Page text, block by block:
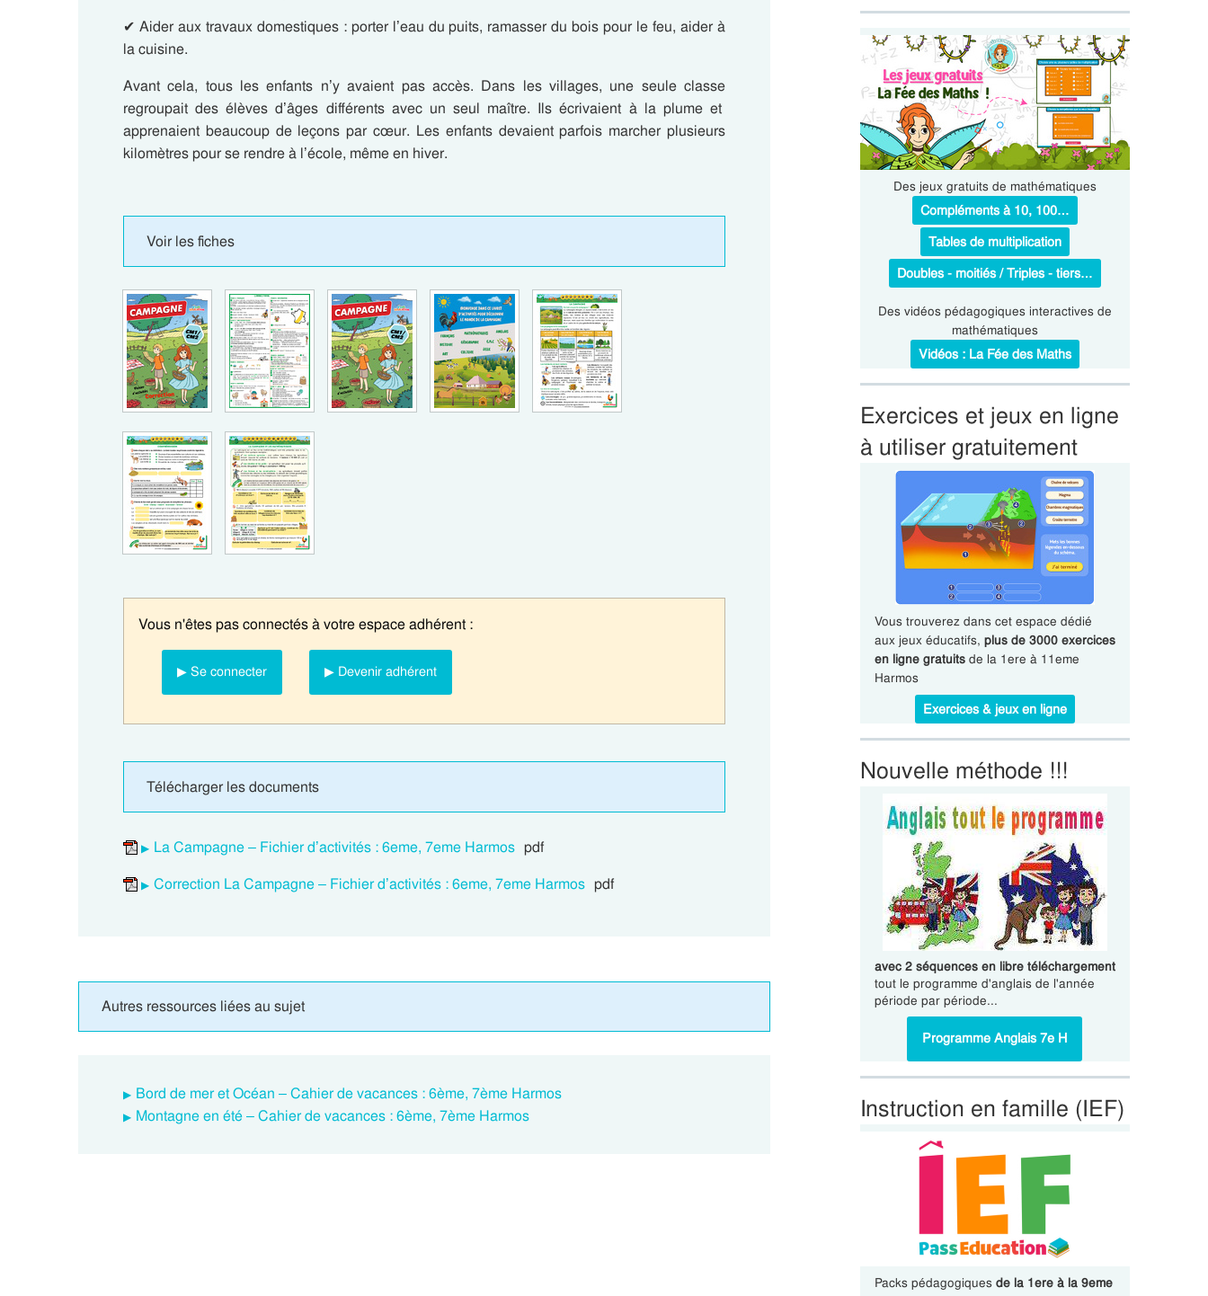
✔ Aider aux travaux domestiques :porter l’eau du puits, ramasser du bois pour le feu, aider à
la cuisine.
Avant cela, tous les enfants n’y avaient pas accès. Dans les villages, une seule classe
regroupait des élèves d’âges différents avec un seul maître. Ils écrivaient à la plumeet
apprenaient beaucoup de leçons par cœur. Les enfants devaient parfois marcher plusieurs
kilomètres pour se rendre à l’école, même en hiver.
Voir les fiches
Vous n'êtes pas connectés à votre espace adhérent :
▶ Se connecter ▶ Devenir adhérent
Télécharger les documents
La Campagne – Fichier d’activités : 6eme, 7eme Harmos pdf
Correction La Campagne – Fichier d’activités : 6eme, 7eme Harmos pdf
Autres ressources liées au sujet
Bord de mer et Océan – Cahier de vacances : 6ème, 7ème Harmos
Montagne en été – Cahier de vacances : 6ème, 7ème Harmos
Des jeux gratuits de mathématiques
Compléments à 10, 100…
Tables de multiplication
Doubles - moitiés / Triples - tiers…
Des vidéos pédagogiques interactives de
mathématiques
Vidéos : La Fée des Maths
Exercices et jeux en ligne
à utiliser gratuitement
Vous trouverez dans cet espace dédié
aux jeux éducatifs, plus de 3000 exercices
en ligne gratuitsde la 1ere à 11eme
Harmos
Exercices & jeux en ligne
Nouvelle méthode !!!
avec 2 séquences en libre téléchargement
tout le programme d'anglais de l'année
période par période...
Programme Anglais 7e H
Instruction en famille (IEF)
Packs pédagogiques de la 1ere à la 9eme